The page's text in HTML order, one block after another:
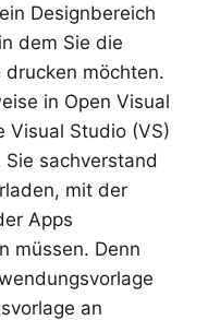
Designbereich
dem Sie die
möchten.
in Open Visual
Visual Studio (VS)
sachverstand
mit der
Apps
müssen. Denn
an